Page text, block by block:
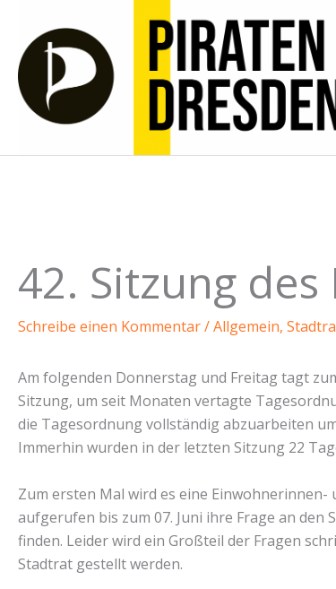
Inhalt
springen
42. Sitzung
Schreibe einen Kommentar/Allgemein,
Am folgenden Donnerstag und Freitag tagt
Sitzung, um seit Monaten vertagte
die Tagesordnung vollständig abzuarbeiten
Immerhin wurden in der letzten Sitzung 22
Zum ersten Mal wird es eine
aufgerufen bis zum 07. Juni ihre Frage an den
finden. Leider wird ein Großteil der Fragen
Stadtrat gestellt werden.